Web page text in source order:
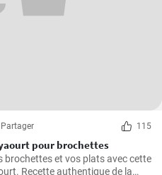
Partager 115
pour brochettes
brochettes et vos plats avec cette
Recette authentique de la